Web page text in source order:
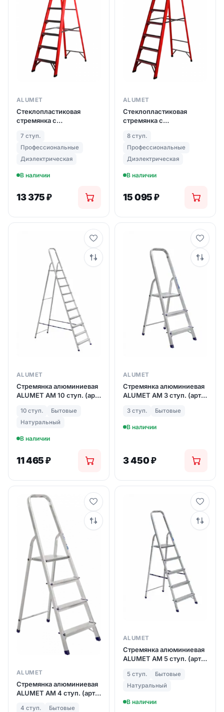
ALUMET
Стеклопластиковая
стремянка с
SF 7 ступ. (арт. 1007)
7 ступ.
Профессиональные
Диэлектрическая
В наличии
13 375₽
ALUMET
Стеклопластиковая
стремянка с
SF 8 ступ. (арт. 1008)
8 ступ.
Профессиональные
Диэлектрическая
В наличии
15 095₽
ALUMET
Стремянка алюминиевая
ALUMET АМ 10 ступ. (арт.
10 ступ.
Бытовые
Натуральный
В наличии
11 465₽
ALUMET
Стремянка алюминиевая
ALUMET АМ 3 ступ. (арт.
3 ступ. Бытовые
В наличии
3 450₽
ALUMET
Стремянка алюминиевая
ALUMET АМ 4 ступ. (арт.
4 ступ. Бытовые
ALUMET
Стремянка алюминиевая
ALUMET АМ 5 ступ. (арт.
5 ступ.
Бытовые
Натуральный
В наличии